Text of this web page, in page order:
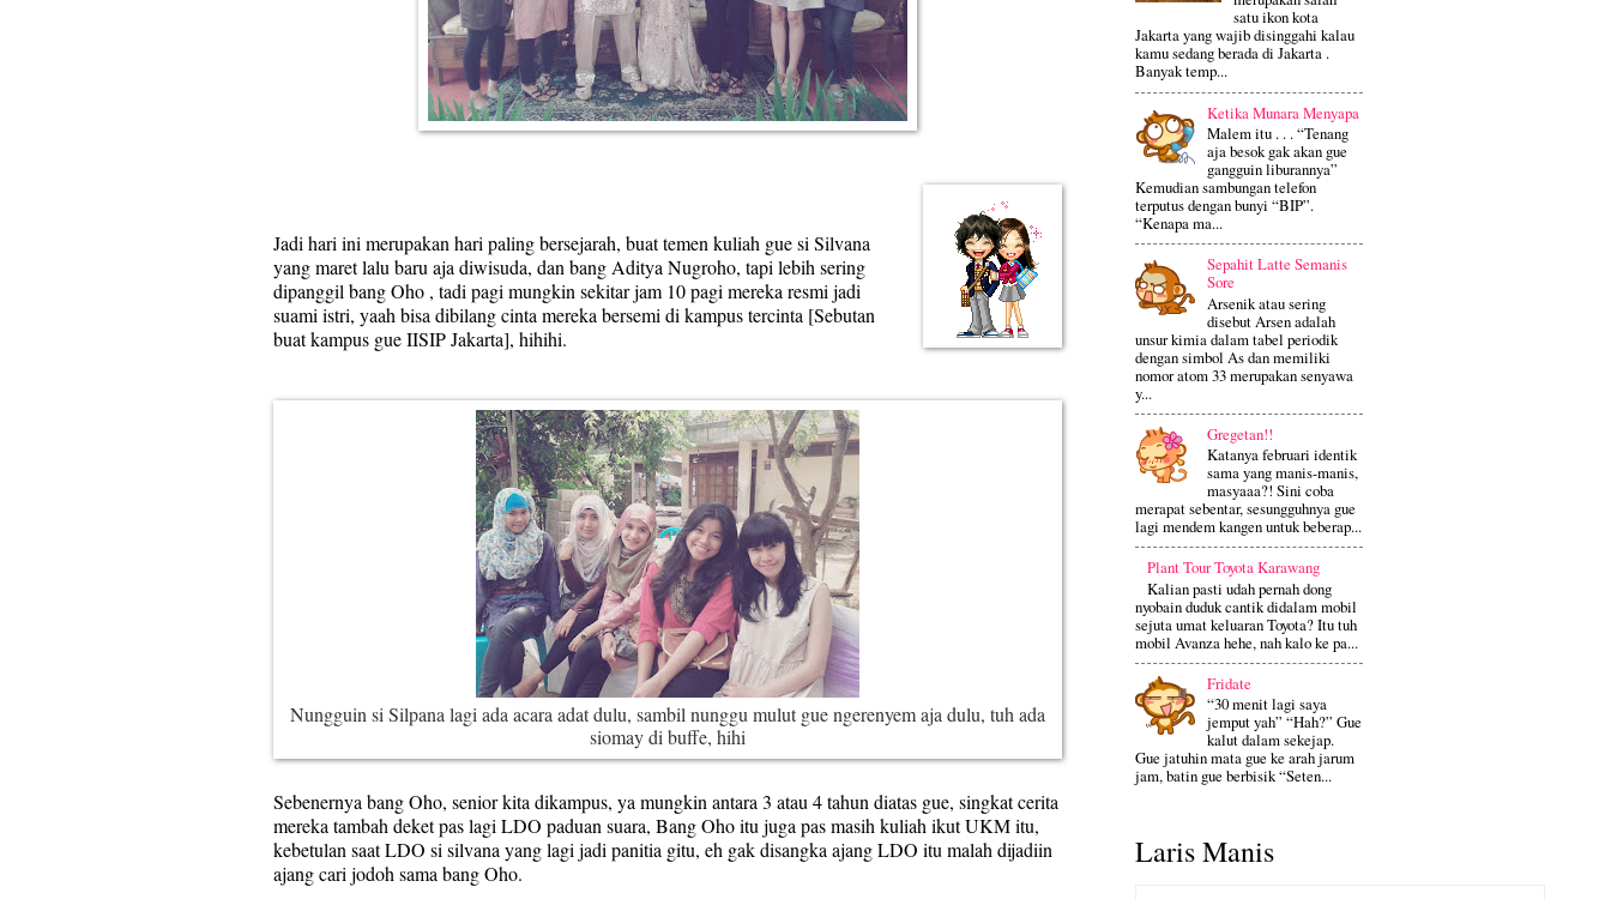
Jadi hari ini merupakan hari paling bersejarah, buat temen kuliah gue si Silvana
yang maret lalu baru aja diwisuda, dan bang Aditya Nugroho, tapi lebih sering
dipanggil bang Oho , tadi pagi mungkin sekitar jam 10 pagi mereka resmi jadi
suami istri, yaah bisa dibilang cinta mereka bersemi di kampus tercinta [Sebutan
buat kampus gue IISIP Jakarta], hihihi.
Nungguin si Silpana lagi ada acara adat dulu, sambil nunggu mulut gue ngerenyem aja dulu, tuh ada
siomay di buffe, hihi
Sebenernya bang Oho, senior kita dikampus, ya mungkin antara 3 atau 4 tahun diatas gue, singkat cerita
mereka tambah deket pas lagi LDO paduan suara, Bang Oho itu juga pas masih kuliah ikut UKM itu,
kebetulan saat LDO si silvana yang lagi jadi panitia gitu, eh gak disangka ajang LDO itu malah dijadiin
ajang cari jodoh sama bang Oho.
satu ikon kota
Jakarta yang wajib disinggahi kalau
kamu sedang berada di Jakarta .
Banyak temp...
Ketika Munara Menyapa
Malem itu . . . “Tenang
aja besok gak akan gue
gangguin liburannya”
Kemudian sambungan telefon
terputus dengan bunyi “BIP”.
“Kenapa ma...
Sepahit Latte Semanis
Sore
Arsenik atau sering
disebut Arsen adalah
unsur kimia dalam tabel periodik
dengan simbol As dan memiliki
nomor atom 33 merupakan senyawa
y...
Gregetan!!
Katanya februari identik
sama yang manis-manis,
masyaaa?! Sini coba
merapat sebentar, sesungguhnya gue
lagi mendem kangen untuk beberap...
Plant Tour Toyota Karawang
Kalian pasti udah pernah dong
nyobain duduk cantik didalam mobil
sejuta umat keluaran Toyota? Itu tuh
mobil Avanza hehe, nah kalo ke pa...
Fridate
“30 menit lagi saya
jemput yah” “Hah?” Gue
kalut dalam sekejap.
Gue jatuhin mata gue ke arah jarum
jam, batin gue berbisik “Seten...
Laris Manis